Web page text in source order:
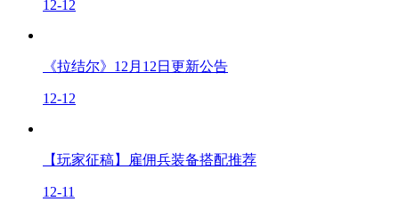
12-12
《拉结尔》12月12日更新公告
12-12
【玩家征稿】雇佣兵装备搭配推荐
12-11